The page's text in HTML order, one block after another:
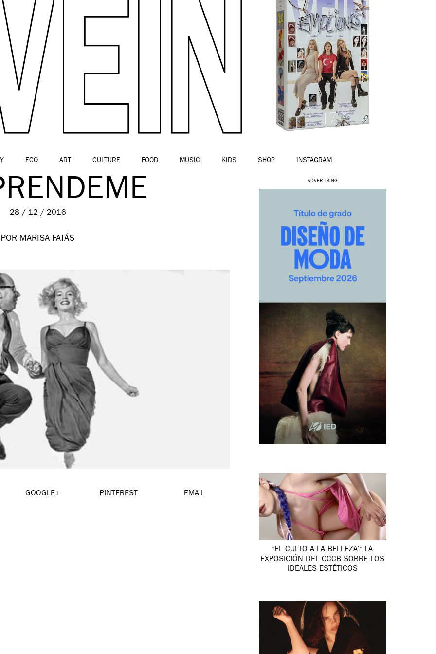
ECO ART CULTURE FOOD MUSIC KIDS SHOP INSTAGRAM
28 / 12 / 2016
POR MARISA FATÁS
GOOGLE+ PINTEREST EMAIL
ADVERTISING
‘EL CULTO A LA BELLEZA’: LA
EXPOSICIÓN DEL CCCB SOBRE LOS
IDEALES ESTÉTICOS